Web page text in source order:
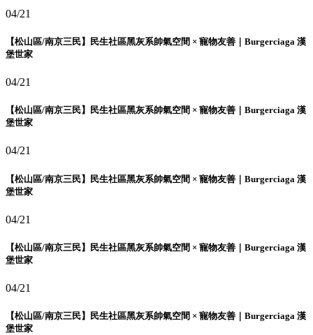
04/21
【松山區/南京三民】民生社區黑灰系帥氣空間 × 寵物友善｜Burgerciaga 漢
堡世家
04/21
【松山區/南京三民】民生社區黑灰系帥氣空間 × 寵物友善｜Burgerciaga 漢
堡世家
04/21
【松山區/南京三民】民生社區黑灰系帥氣空間 × 寵物友善｜Burgerciaga 漢
堡世家
04/21
【松山區/南京三民】民生社區黑灰系帥氣空間 × 寵物友善｜Burgerciaga 漢
堡世家
04/21
【松山區/南京三民】民生社區黑灰系帥氣空間 × 寵物友善｜Burgerciaga 漢
堡世家